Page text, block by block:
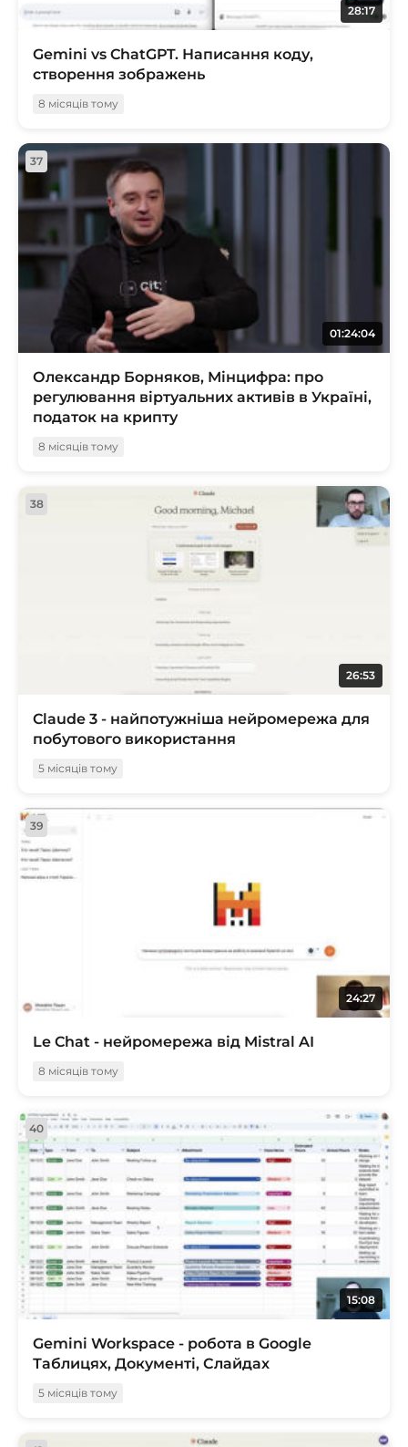
28:17
Gemini vs ChatGPT. Написання коду,
створення зображень
8 місяців тому
37
01:24:04
Олександр Борняков, Мінцифра: про
регулювання віртуальних активів в Україні,
податок на крипту
8 місяців тому
38
26:53
Claude 3 - найпотужніша нейромережа для
побутового використання
5 місяців тому
39
24:27
Le Chat - нейромережа від Mistral AI
8 місяців тому
40
15:08
Gemini Workspace - робота в Google
Таблицях, Документі, Слайдах
5 місяців тому